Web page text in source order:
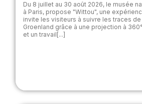
Du 8 juillet au 30 août 2026, le musée
à Paris, propose "Wittou", une
invite les visiteurs à suivre les traces de
Groenland grâce à une projection à
et un travail[...]